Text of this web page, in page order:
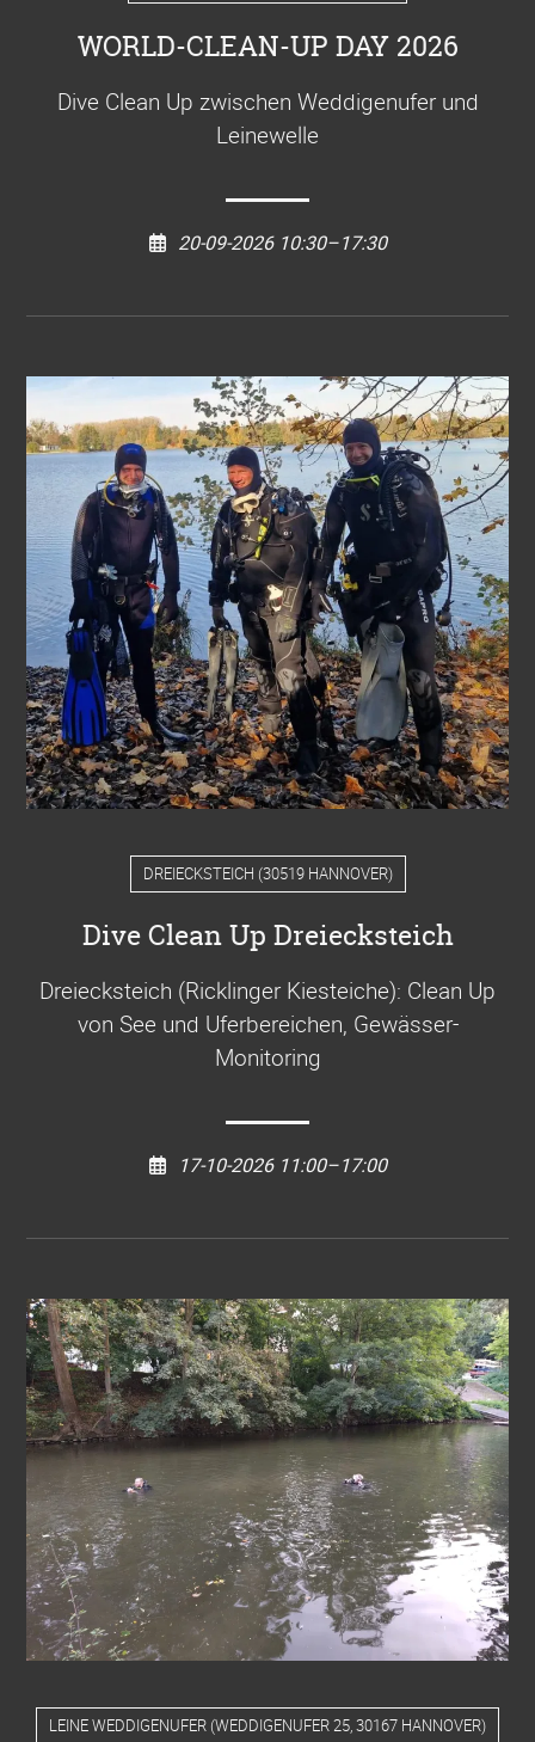
WORLD-CLEAN-UP DAY 2026
Dive Clean Up zwischen Weddigenufer und
Leinewelle
20-09-2026 10:30–17:30
DREIECKSTEICH (30519 HANNOVER)
Dive Clean Up Dreiecksteich
Dreiecksteich (Ricklinger Kiesteiche): Clean Up
von See und Uferbereichen, Gewässer-
Monitoring
17-10-2026 11:00–17:00
LEINE WEDDIGENUFER (WEDDIGENUFER 25, 30167 HANNOVER)